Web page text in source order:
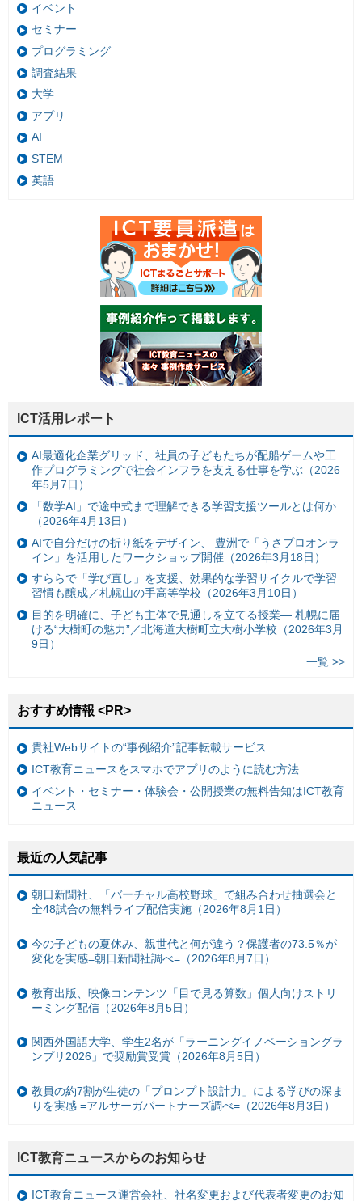
イベント
セミナー
プログラミング
調査結果
大学
アプリ
AI
STEM
英語
ICT活用レポート
AI最適化企業グリッド、社員の子どもたちが配船ゲームや工
作プログラミングで社会インフラを支える仕事を学ぶ（2026
年5月7日）
「数学AI」で途中式まで理解できる学習支援ツールとは何か
（2026年4月13日）
AIで自分だけの折り紙をデザイン、 豊洲で「うさプロオンラ
イン」を活用したワークショップ開催（2026年3月18日）
すららで「学び直し」を支援、効果的な学習サイクルで学習
習慣も醸成／札幌山の手高等学校（2026年3月10日）
目的を明確に、子ども主体で見通しを立てる授業— 札幌に届
ける“大樹町の魅力”／北海道大樹町立大樹小学校（2026年3月
9日）
一覧 >>
おすすめ情報 <PR>
貴社Webサイトの“事例紹介”記事転載サービス
ICT教育ニュースをスマホでアプリのように読む方法
イベント・セミナー・体験会・公開授業の無料告知はICT教育
ニュース
最近の人気記事
朝日新聞社、「バーチャル高校野球」で組み合わせ抽選会と
全48試合の無料ライブ配信実施（2026年8月1日）
今の子どもの夏休み、親世代と何が違う？保護者の73.5％が
変化を実感=朝日新聞社調べ=（2026年8月7日）
教育出版、映像コンテンツ「目で見る算数」個人向けストリ
ーミング配信（2026年8月5日）
関西外国語大学、学生2名が「ラーニングイノベーショングラ
ンプリ2026」で奨励賞受賞（2026年8月5日）
教員の約7割が生徒の「プロンプト設計力」による学びの深ま
りを実感 =アルサーガパートナーズ調べ=（2026年8月3日）
ICT教育ニュースからのお知らせ
ICT教育ニュース運営会社、社名変更および代表者変更のお知